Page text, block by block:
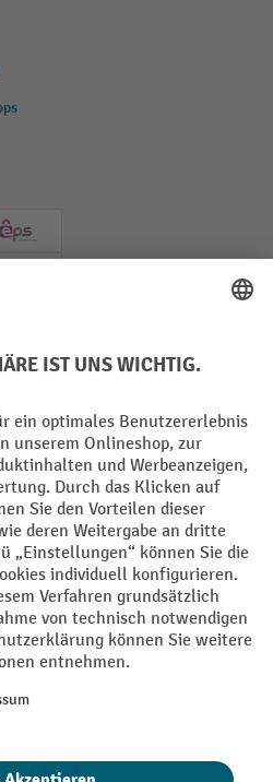
(Visa)
EPS
Settings
zzgl.Versandkostenund ggf.
anders angegeben.
reicht. Der Rabatt gilt nicht auf
| ² Der Rabatt wird einmalig bei
Rabatts variiert je nach